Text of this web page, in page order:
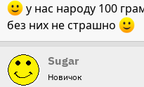
у нас народу 100
без них не страшно
Sugar
Новичок